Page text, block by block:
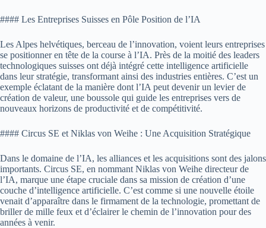
#### Les Entreprises Suisses en Pôle Position de l’IA
Les Alpes helvétiques, berceau de l’innovation, voient leurs entreprises
se positionner en tête de la course à l’IA. Près de la moitié des leaders
technologiques suisses ont déjà intégré cette intelligence artificielle
dans leur stratégie, transformant ainsi des industries entières. C’est un
exemple éclatant de la manière dont l’IA peut devenir un levier de
création de valeur, une boussole qui guide les entreprises vers de
nouveaux horizons de productivité et de compétitivité.
#### Circus SE et Niklas von Weihe : Une Acquisition Stratégique
Dans le domaine de l’IA, les alliances et les acquisitions sont des jalons
importants. Circus SE, en nommant Niklas von Weihe directeur de
l’IA, marque une étape cruciale dans sa mission de création d’une
couche d’intelligence artificielle. C’est comme si une nouvelle étoile
venait d’apparaître dans le firmament de la technologie, promettant de
briller de mille feux et d’éclairer le chemin de l’innovation pour des
années à venir.